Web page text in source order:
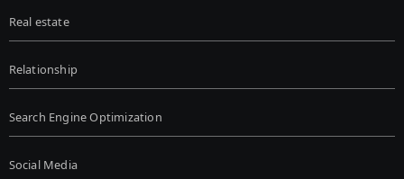
Real estate
Relationship
Search Engine Optimization
Social Media